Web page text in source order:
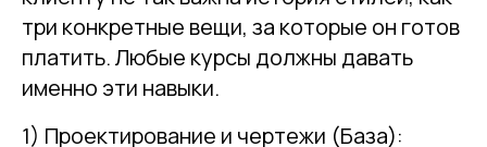
три конкретные вещи, за которые он готов
платить. Любые курсы должны давать
именно эти навыки.
1) Проектирование и чертежи (База):